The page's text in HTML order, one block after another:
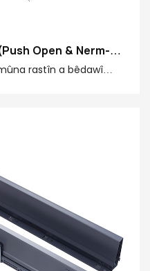
Open & Nerm-
rastîn a bêdawî